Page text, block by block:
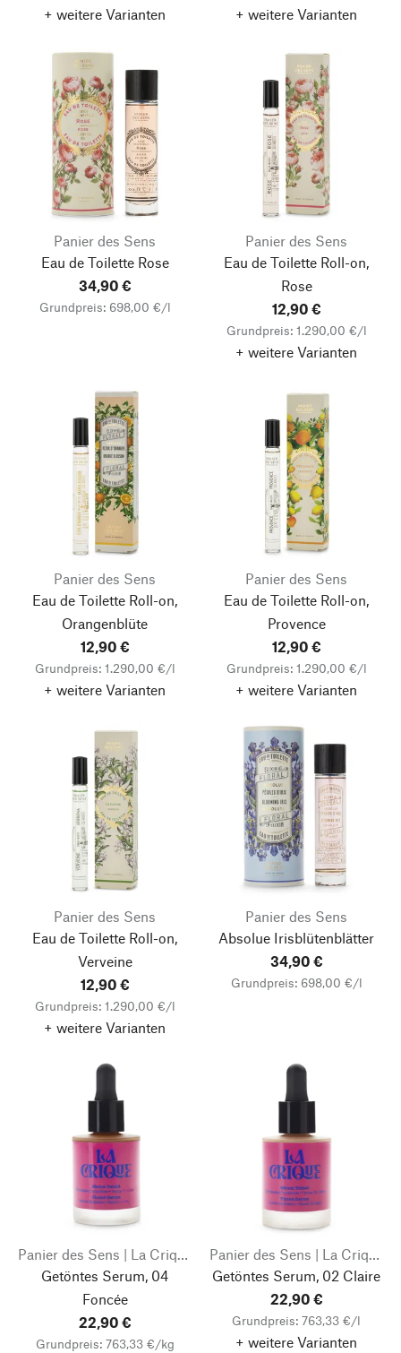
+ weitere Varianten + weitere Varianten
Panier des Sens
Eau de Toilette Rose
34,90 €
Grundpreis: 698,00 €/l
Panier des Sens
Eau de Toilette Roll-on,
Rose
12,90 €
Grundpreis: 1.290,00 €/l
+ weitere Varianten
Panier des Sens
Eau de Toilette Roll-on,
Orangenblüte
12,90 €
Grundpreis: 1.290,00 €/l
+ weitere Varianten
Panier des Sens
Eau de Toilette Roll-on,
Provence
12,90 €
Grundpreis: 1.290,00 €/l
+ weitere Varianten
Panier des Sens
Eau de Toilette Roll-on,
Verveine
12,90 €
Grundpreis: 1.290,00 €/l
+ weitere Varianten
Panier des Sens
Absolue Irisblütenblätter
34,90 €
Grundpreis: 698,00 €/l
Panier des Sens | La Crique
Getöntes Serum, 04
Foncée
22,90 €
Grundpreis: 763,33 €/kg
Panier des Sens | La Crique
Getöntes Serum, 02 Claire
22,90 €
Grundpreis: 763,33 €/l
+ weitere Varianten